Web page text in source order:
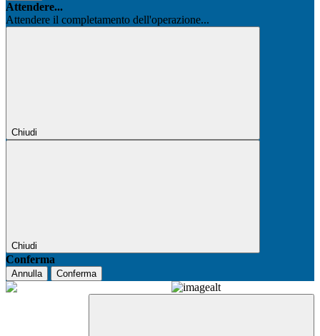
Attendere...
Attendere il completamento dell'operazione...
Chiudi
Chiudi
Conferma
Annulla Conferma